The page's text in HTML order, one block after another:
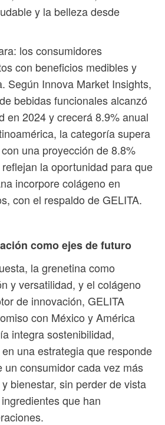
y la belleza desde
los consumidores
con beneficios medibles y
Según Innova Market Insights,
bebidas funcionales alcanzó
en 2024 y crecerá 8.9% anual
la categoría supera
una proyección de 8.8%
la oportunidad para que
incorpore colágeno en
con el respaldo de GELITA.
como ejes de futuro
la grenetina como
y versatilidad, y el colágeno
de innovación, GELITA
con México y América
integra sostenibilidad,
una estrategia que responde
un consumidor cada vez más
bienestar, sin perder de vista
que han